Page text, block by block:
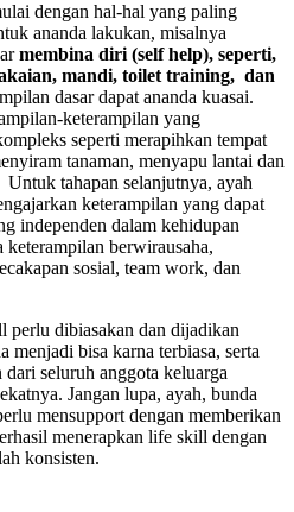
dengan hal-hal yang paling
ananda lakukan, misalnya
membina diri (self help), seperti,
mandi, toilet training, dan
dasar dapat ananda kuasai.
keterampilan yang
seperti merapihkan tempat
tanaman, menyapu lantai dan
tahapan selanjutnya, ayah
keterampilan yang dapat
independen dalam kehidupan
berwirausaha,
sosial, team work, dan
perlu dibiasakan dan dijadikan
menjadi bisa karna terbiasa, serta
seluruh anggota keluarga
Jangan lupa, ayah, bunda
mensupport dengan memberikan
menerapkan life skill dengan
konsisten.